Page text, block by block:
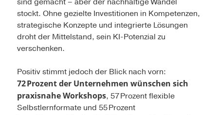
stockt. Ohne gezielte Investitionen in Kompetenzen,
strategische Konzepte und integrierte Lösungen
droht der Mittelstand, sein KI-Potenzial zu
verschenken.
Positiv stimmt jedoch der Blick nach vorn:
72 Prozent der Unternehmen wünschen sich
praxisnahe Workshops, 57 Prozent flexible
Selbstlernformate und 55 Prozent